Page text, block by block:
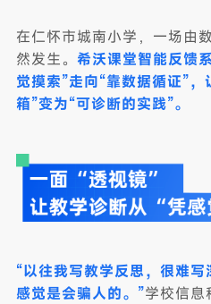
在仁怀市城南小学，一场由
然发生。 希沃课堂智能反馈
觉摸索”走向“靠数据循证”
箱”变为“可诊断的实践”。
“以往我写教学反思，很难写
感觉是会骗人的。”学校信息